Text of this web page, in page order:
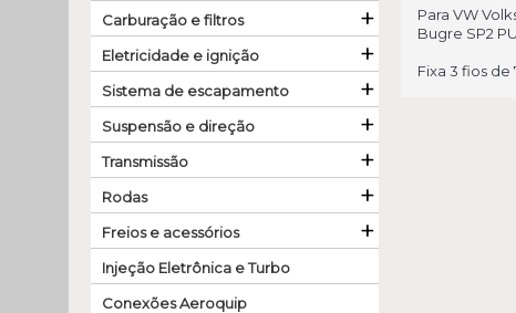
Carburação e filtros +
Eletricidade e ignição +
Sistema de escapamento +
Suspensão e direção +
Transmissão +
Rodas +
Freios e acessórios +
Injeção Eletrônica e Turbo
Conexões Aeroquip
Para VW
Bugre SP2
Fixa 3 fios de